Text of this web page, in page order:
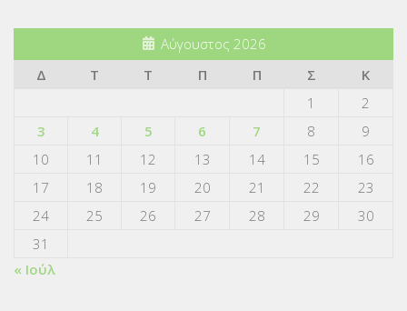
Αύγουστος 2026
Δ
Τ Τ Π Π Σ
Κ
1
2
3
4 5 6 7 8
9
10
11 12 13 14 15
16
17
18 19 20 21 22
23
24
25 26 27 28 29
30
31
« Ιούλ